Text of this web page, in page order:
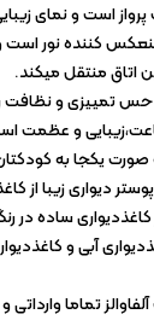
است و نمای
کننده نور
اتاق منتقل میکند.
حس تمییزی و
و عظمت
صورت یکجا به
پوستر دیواری زیبا
کاغذدیواری ساده در
آبی و
تماما